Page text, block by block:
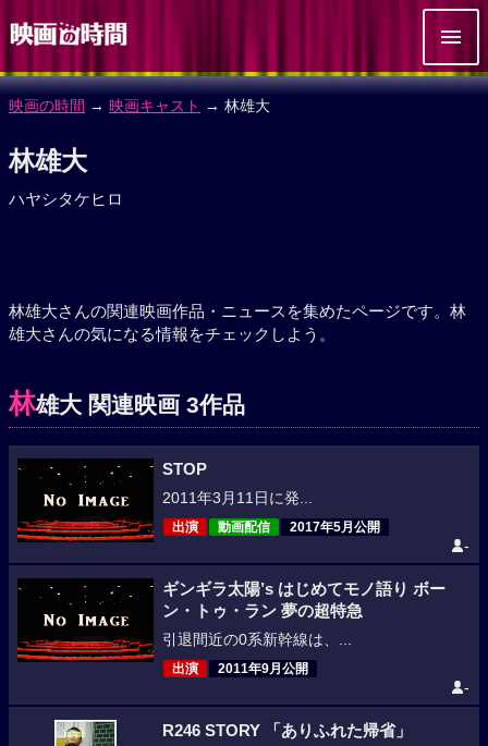
映画の時間 → 映画キャスト → 林雄大
林雄大
ハヤシタケヒロ
林雄大さんの関連映画作品・ニュースを集めたページです。林
雄大さんの気になる情報をチェックしよう。
林雄大 関連映画 3作品
STOP
2011年3月11日に発...
出演 動画配信 2017年5月公開
-
ギンギラ太陽’s はじめてモノ語り ボー
ン・トゥ・ラン 夢の超特急
引退間近の0系新幹線は、...
出演 2011年9月公開
-
R246 STORY 「ありふれた帰省」